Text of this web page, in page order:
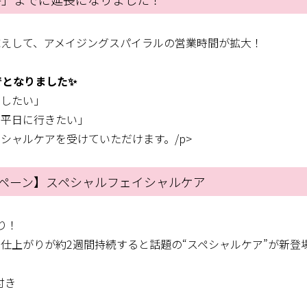
して、アメイジングスパイラルの営業時間が拡大！
なりました✨
たい」
日に行きたい」
ャルケアを受けていただけます。/p>
ーン】スペシャルフェイシャルケア
上がりが約2週間持続すると話題の“スペシャルケア”が新登
き